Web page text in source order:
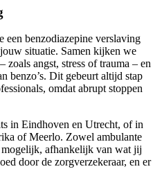
benzodiazepine verslaving
situatie. Samen kijken we
zoals angst, stress of trauma – en
benzo’s. Dit gebeurt altijd stap
omdat abrupt stoppen
in Eindhoven en Utrecht, of in
of Meerlo. Zowel ambulante
afhankelijk van wat jij
door de zorgverzekeraar, en er